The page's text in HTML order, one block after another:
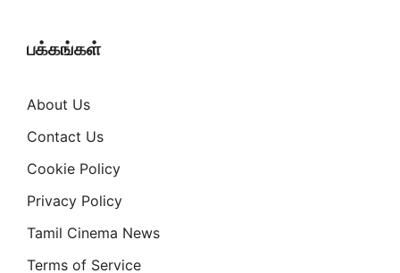
பக்கங்கள்
About Us
Contact Us
Cookie Policy
Privacy Policy
Tamil Cinema News
Terms of Service